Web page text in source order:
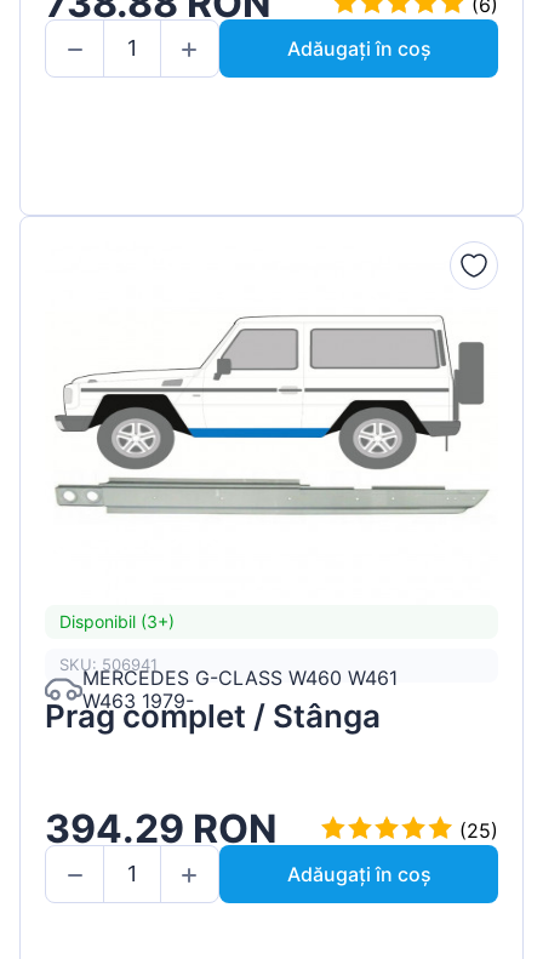
Adăugați în coș
Disponibil (3+)
SKU: 506941
MERCEDES G-CLASS W460 W461
W463 1979-
Prag complet / Stânga
394.29 RON
(25)
Adăugați în coș